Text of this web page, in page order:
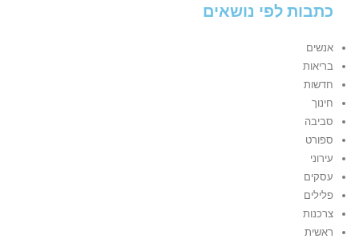
כתבות לפי נושאים
אנשים
בריאות
חדשות
חינוך
סביבה
ספורט
עירוני
עסקים
פלילים
צרכנות
ראשית